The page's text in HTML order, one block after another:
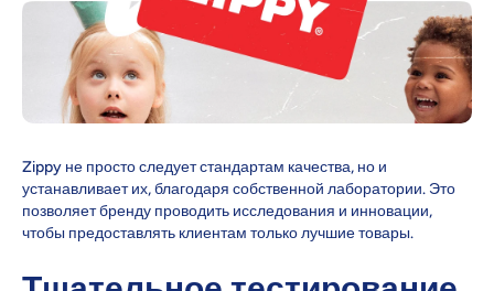
Zippy не просто следует стандартам качества, но и
устанавливает их, благодаря собственной лаборатории. Это
позволяет бренду проводить исследования и инновации,
чтобы предоставлять клиентам только лучшие товары.